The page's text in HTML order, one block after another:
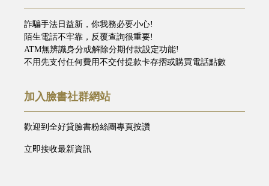
詐騙手法日益新，你我務必要小心!
陌生電話不牢靠，反覆查詢很重要!
ATM無辨識身分或解除分期付款設定功能!
不用先支付任何費用不交付提款卡存摺或購買電話點數
加入臉書社群網站
歡迎到全好貸臉書粉絲團專頁按讚
立即接收最新資訊